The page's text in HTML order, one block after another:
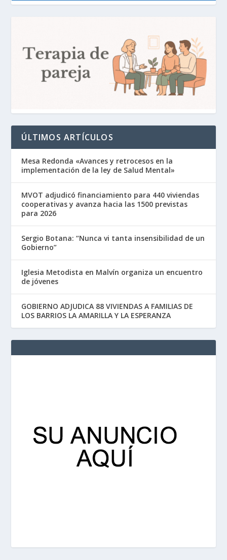
ÚLTIMOS ARTÍCULOS
Mesa Redonda «Avances y retrocesos en la
implementación de la ley de Salud Mental»
MVOT adjudicó financiamiento para 440 viviendas
cooperativas y avanza hacia las 1500 previstas
para 2026
Sergio Botana: “Nunca vi tanta insensibilidad de un
Gobierno”
Iglesia Metodista en Malvín organiza un encuentro
de jóvenes
GOBIERNO ADJUDICA 88 VIVIENDAS A FAMILIAS DE
LOS BARRIOS LA AMARILLA Y LA ESPERANZA